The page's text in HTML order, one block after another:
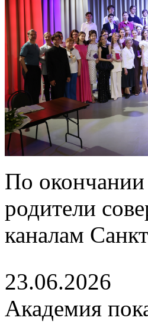
По окончании
родители
каналам
23.06.2026
Академия